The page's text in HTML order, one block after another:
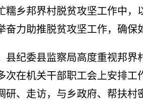
糯乡邦界村脱贫攻坚工作中
力助推脱贫攻坚工作，确保
县纪委县监察局高度重视邦界
次在机关干部职工会上安排
研、走访，与乡政府、帮扶